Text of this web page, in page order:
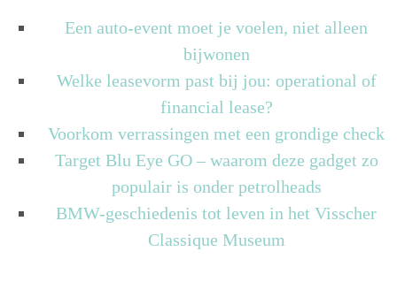
Een auto-event moet je voelen, niet alleen
bijwonen
Welke leasevorm past bij jou: operational of
financial lease?
Voorkom verrassingen met een grondige check
Target Blu Eye GO – waarom deze gadget zo
populair is onder petrolheads
BMW-geschiedenis tot leven in het Visscher
Classique Museum